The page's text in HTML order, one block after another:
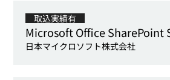
取込実績有
Microsoft Office SharePoint
日本マイクロソフト株式会社